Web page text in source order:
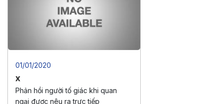
01/01/2020
x
Phản hồi người tố giác khi quan
ngại được nêu ra trực tiếp